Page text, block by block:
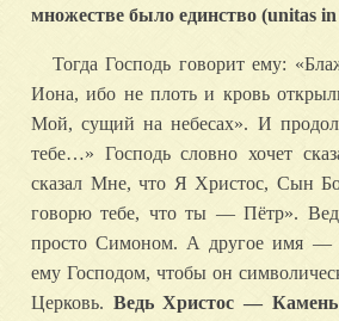
множестве было единство (unitas
Тогда Господь говорит ему:
Иона, ибо не плоть и кровь
Мой, сущий на небесах». И
тебе…» Господь словно хочет
сказал Мне, что Я Христос, Сын
говорю тебе, что ты — Пётр».
просто Симоном. А другое имя
ему Господом, чтобы он
Церковь. Ведь Христос —